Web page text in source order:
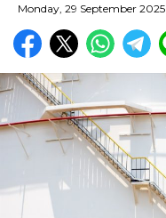
Monday, 29 September 2025